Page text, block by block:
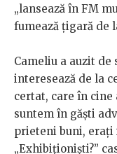
„lansează în FM
fumează țigară de
Cameliu a auzit de
interesează de la
certat, care în cine
suntem în găști
prieteni buni, erați
„Exhibiționiști?”